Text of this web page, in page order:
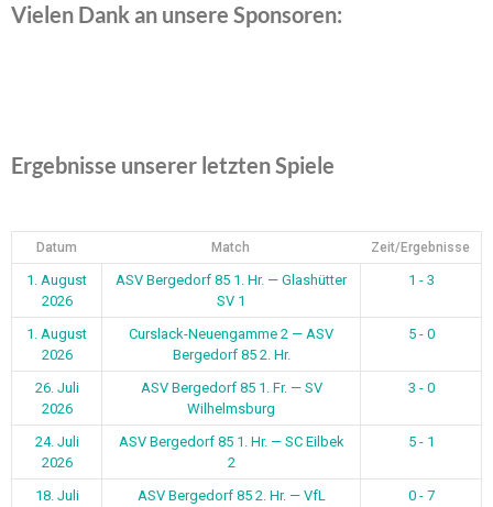
Vielen Dank an unsere Sponsoren:
Ergebnisse unserer letzten Spiele
Datum Match Zeit/Ergebnisse
1. August
2026
ASV Bergedorf 85 1. Hr. — Glashütter
SV 1
1 - 3
1. August
2026
Curslack-Neuengamme 2 — ASV
Bergedorf 85 2. Hr.
5 - 0
26. Juli
2026
ASV Bergedorf 85 1. Fr. — SV
Wilhelmsburg
3 - 0
24. Juli
2026
ASV Bergedorf 85 1. Hr. — SC Eilbek
2
5 - 1
18. Juli
ASV Bergedorf 85 2. Hr. — VfL
0 - 7